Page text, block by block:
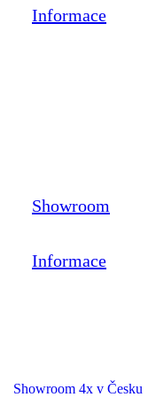
Informace
Showroom
Informace
Showroom 4x v Česku